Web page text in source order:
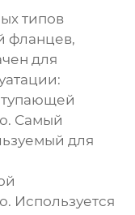
типов
фланцев,
для
Самый
для
Используется